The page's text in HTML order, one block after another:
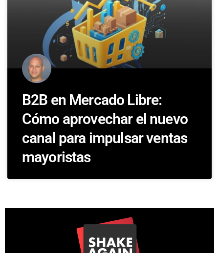
B2B en Mercado Libre:
Cómo aprovechar el nuevo
canal para impulsar ventas
mayoristas